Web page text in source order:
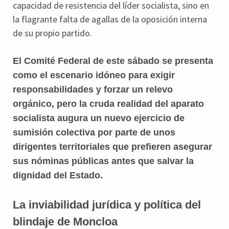
capacidad de resistencia del líder socialista, sino en
la flagrante falta de agallas de la oposición interna
de su propio partido.
El Comité Federal de este sábado se presenta
como el escenario idóneo para exigir
responsabilidades y forzar un relevo
orgánico, pero la cruda realidad del aparato
socialista augura un nuevo ejercicio de
sumisión colectiva por parte de unos
dirigentes territoriales que prefieren asegurar
sus nóminas públicas antes que salvar la
dignidad del Estado.
La inviabilidad jurídica y política del
blindaje de Moncloa